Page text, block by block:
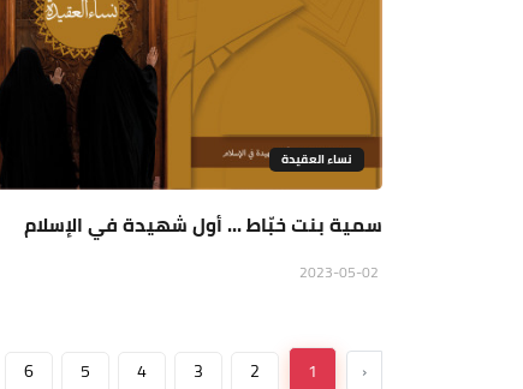
نساء العقيدة
سمية بنت خبّاط ... أول شهيدة في الإسلام
‹
1
2
3
4
5
6